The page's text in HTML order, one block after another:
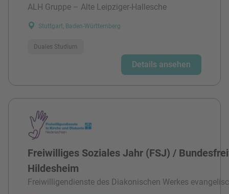
ALH Gruppe – Alte Leipziger-Hallesche
Stuttgart, Baden-Württemberg
Duales Studium
Details ansehen
Freiwilliges Soziales Jahr (FSJ) /
Hildesheim
Freiwilligendienste des Diakonischen Werkes